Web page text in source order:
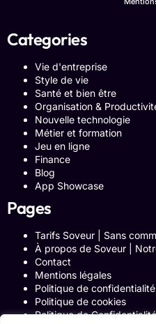
Categories
Vie d'entreprise
Style de vie
Santé et bien être
Organisation &
Nouvelle technologie
Métier et formation
Jeu en ligne
Finance
Blog
App Showcase
Pages
Tarifs Soveur | Sans
À propos de Soveur |
Contact
Mentions légales
Politique de confidentialité
Politique de cookies
Politique de Confidentialité